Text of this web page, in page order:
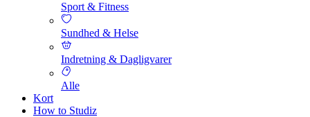
Sport & Fitness
Sundhed & Helse
Indretning & Dagligvarer
Alle
Kort
How to Studiz